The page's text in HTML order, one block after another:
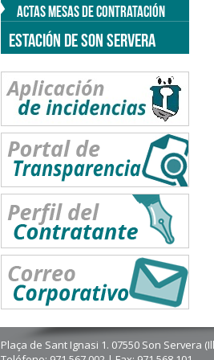
ACTAS MESAS DE CONTRATACIÓN
ESTACIÓN DE SON SERVERA
Plaça de Sant Ignasi 1. 07550 Son Servera